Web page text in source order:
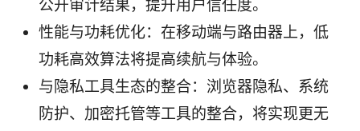
公开审计结果，提升用户信任度。
性能与功耗优化：在移动端与路由器上，低
功耗高效算法将提高续航与体验。
与隐私工具生态的整合：浏览器隐私、系统
防护、加密托管等工具的整合，将实现更无